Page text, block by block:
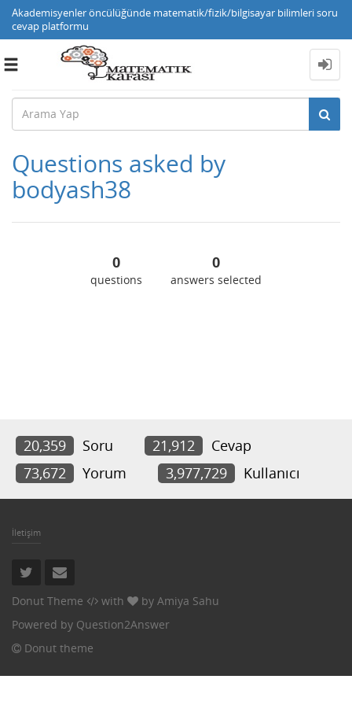
Akademisyenler öncülüğünde matematik/fizik/bilgisayar bilimleri soru
cevap platformu
Toggle
Questions asked by
bodyash38
0
questions
0
answers selected
20,359 Soru 21,912
Cevap
73,672
Yorum 3,977,729 Kullanıcı
İletişim
Donut Theme with by Amiya Sahu
Powered by Question2Answer
Donut theme